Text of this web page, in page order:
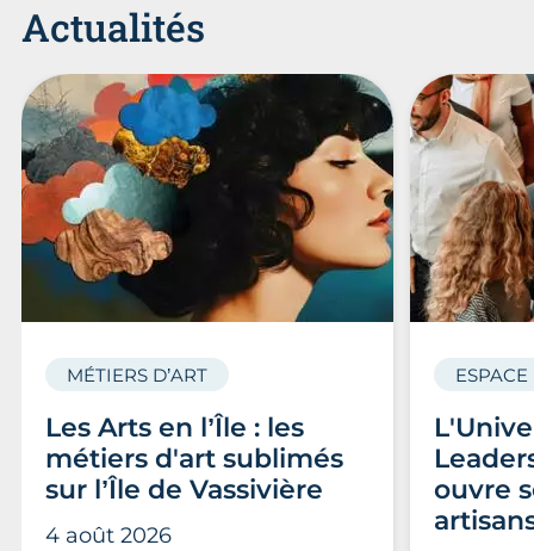
Actualités
Les Arts en l’Île : les
métiers d'art sublimés
sur l’Île de Vassivière
MÉTIERS D’ART
4 août 2026
ouvre